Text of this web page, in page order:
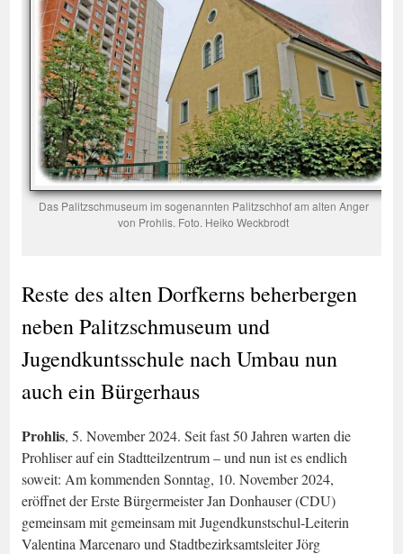
Das Palitzschmuseum im sogenannten Palitzschhof am alten Anger
von Prohlis. Foto. Heiko Weckbrodt
Reste des alten Dorfkerns beherbergen
neben Palitzschmuseum und
Jugendkuntsschule nach Umbau nun
auch ein Bürgerhaus
Prohlis, 5. November 2024. Seit fast 50 Jahren warten die
Prohliser auf ein Stadtteilzentrum – und nun ist es endlich
soweit: Am kommenden Sonntag, 10. November 2024,
eröffnet der Erste Bürgermeister Jan Donhauser (CDU)
gemeinsam mit gemeinsam mit Jugendkunstschul-Leiterin
Valentina Marcenaro und Stadtbezirksamtsleiter Jörg